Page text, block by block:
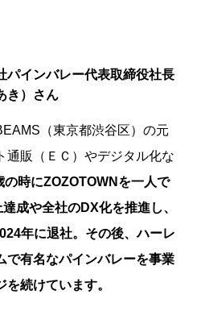
パインバレー代表取締役社長
き）さん
（東京都渋谷区）の元
通販（ＥＣ）やデジタル化な
の時にZOZOTOWNを一人で
成や全社のDX化を推進し、
年に退社。その後、ハーレ
で有名なパインバレーを事業
続けています。